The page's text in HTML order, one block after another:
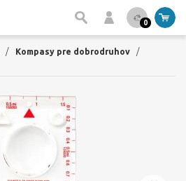
0
/ Kompasy pre dobrodruhov
/